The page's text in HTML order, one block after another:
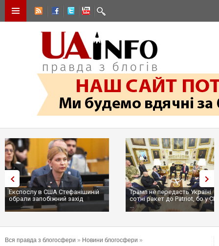
Експослу в США Стефанішиній
обрали запобіжний захід
Трамп не передасть Україні
сотні ракет до Patriot, бо у
...
Вся правда з блогосфери » Новини блогосфери »